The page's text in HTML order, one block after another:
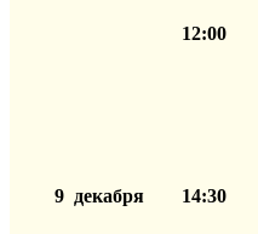
12:00
9 декабря 14:30